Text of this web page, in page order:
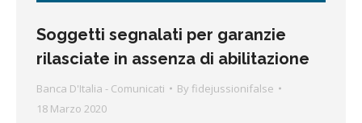
Soggetti segnalati per garanzie
rilasciate in assenza di abilitazione
Banca D'Italia - Comunicati By fidejussionifalse
18 Marzo 2020